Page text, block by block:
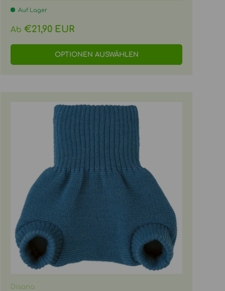
Auf Lager
Normaler Preis
Ab €21,90 EUR
OPTIONEN AUSWÄHLEN
Disana